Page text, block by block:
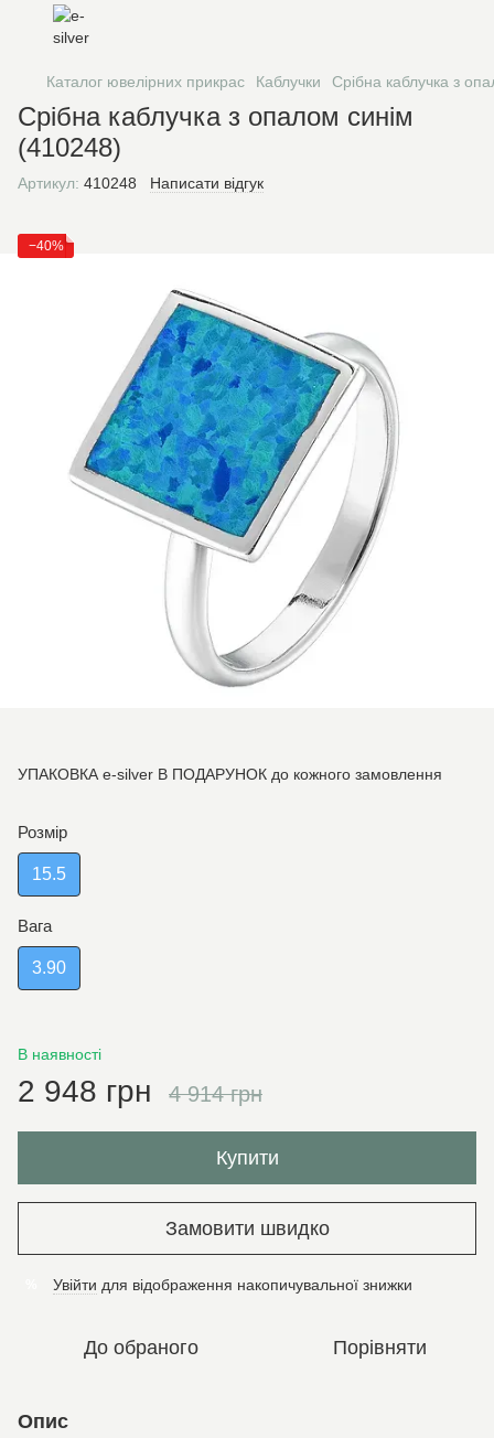
Каталог ювелірних прикрас Каблучки Срібна каблучка з
Срібна каблучка з опалом синім
(410248)
Артикул: 410248 Написати відгук
−40%
УПАКОВКА e-silver В ПОДАРУНОК до кожного замовлення
Розмір
15.5
Вага
3.90
В наявності
2 948 грн 4 914 грн
Купити
Замовити швидко
Увійти для відображення накопичувальної знижки
До обраного Порівняти
Опис